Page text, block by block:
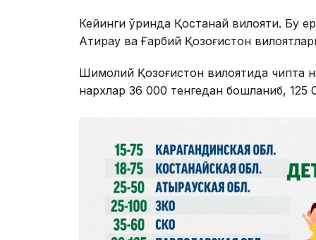
Кейинги ўринда Қостанай вилояти. Бу
Атирау ва Ғарбий Қозоғистон
Шимолий Қозоғистон вилоятида чипта
нархлар 36 000 тенгедан бошланиб, 125